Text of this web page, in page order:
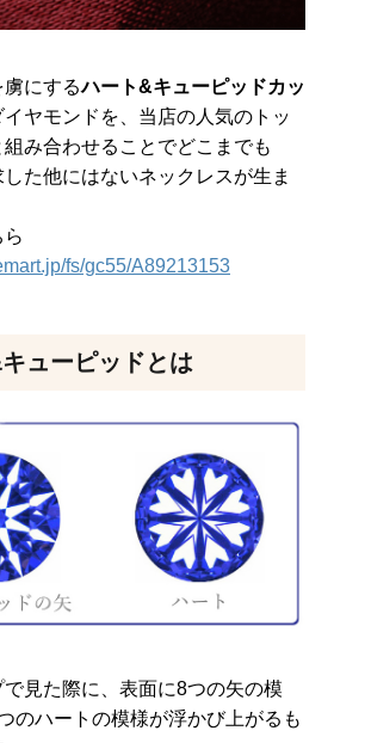
虜にするハート&キューピッドカッ
イヤモンドを、当店の人気のトッ
み合わせることでどこまでも
した他にはないネックレスが生ま
fs/gc55/A89213153
ューピッドとは
見た際に、表面に8つの矢の模
のハートの模様が浮かび上がるも